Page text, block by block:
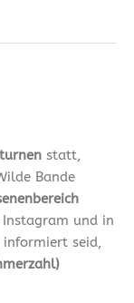
statt,
Bande
und in
seid,